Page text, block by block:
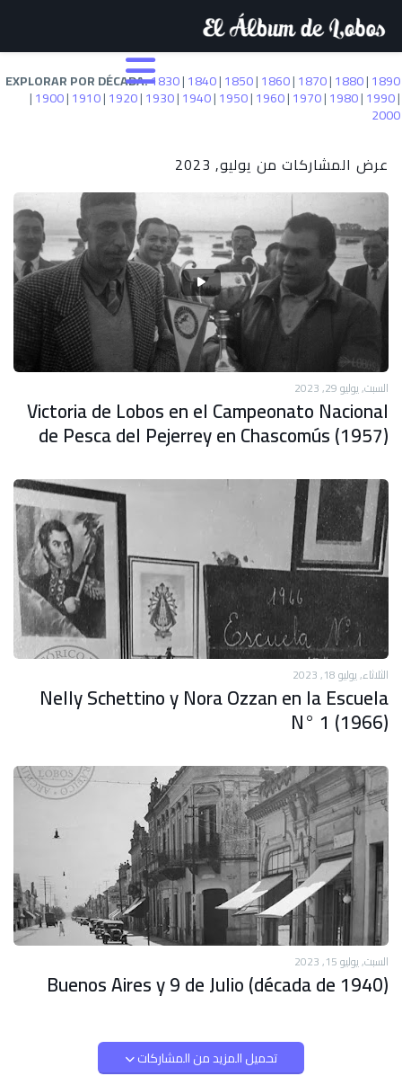
EXPLORAR POR DÉCADA:1830|1840|1850|1860|1870|1880|1890
|1900|1910|1920|1930|1940|1950|1960|1970|1980|1990|
2000
عرض المشاركات من يوليو, 2023
السبت, يوليو 29, 2023
Victoria de Lobos en el Campeonato Nacional
de Pesca del Pejerrey en Chascomús (1957)
الثلاثاء, يوليو 18, 2023
Nelly Schettino y Nora Ozzan en la Escuela
N° 1 (1966)
السبت, يوليو 15, 2023
Buenos Aires y 9 de Julio (década de 1940)
تحميل المزيد من المشاركات